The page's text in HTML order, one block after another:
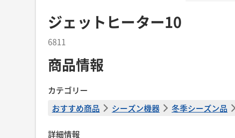
ジェットヒーター10
6811
商品情報
カテゴリー
おすすめ商品
シーズン機器 冬季シーズン品
詳細情報